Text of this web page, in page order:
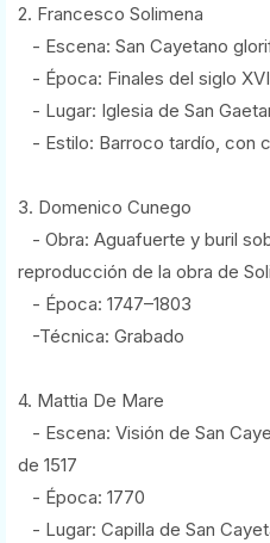
2. Francesco Solimena
- Escena: San Cayetano
- Época: Finales del siglo
- Lugar: Iglesia de San
- Estilo: Barroco tardío, con
3. Domenico Cunego
- Obra: Aguafuerte y buril
reproducción de la obra de
- Época: 1747–1803
-Técnica: Grabado
4. Mattia De Mare
- Escena: Visión de San
de 1517
- Época: 1770
- Lugar: Capilla de San